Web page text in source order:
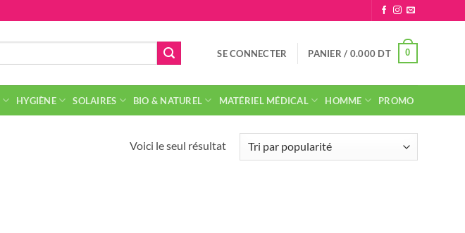
SE CONNECTER PANIER / 0.000 DT 0
HYGIÈNE SOLAIRES BIO & NATUREL MATÉRIEL MÉDICAL HOMME PROMO
Voici le seul résultat